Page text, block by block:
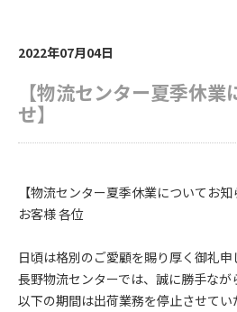
2022年07月04日
【物流センター夏季休業
せ】
【物流センター夏季休業についてお知
お客様 各位
日頃は格別のご愛顧を賜り厚く御礼申
長野物流センターでは、誠に勝手なが
以下の期間は出荷業務を停止させてい